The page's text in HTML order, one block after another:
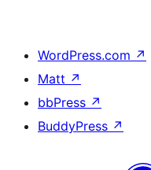
WordPress.com ↗
Matt ↗
bbPress ↗
BuddyPress ↗